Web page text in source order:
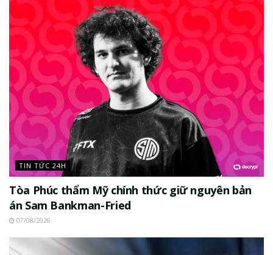
TIN TỨC 24H
Tòa Phúc thẩm Mỹ chính thức giữ nguyên bản
án Sam Bankman-Fried
07/08/2026